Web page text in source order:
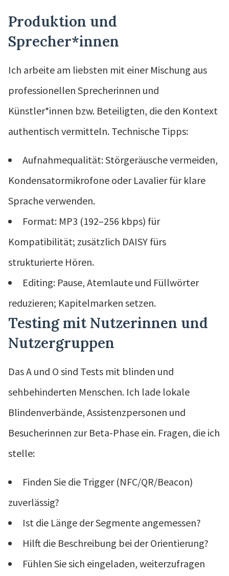
Produktion und
Sprecher*innen
Ich arbeite am liebsten mit einer Mischung aus
professionellen Sprecherinnen und
Künstler*innen bzw. Beteiligten, die den Kontext
authentisch vermitteln. Technische Tipps:
Aufnahmequalität: Störgeräusche vermeiden,
Kondensatormikrofone oder Lavalier für klare
Sprache verwenden.
Format: MP3 (192–256 kbps) für
Kompatibilität; zusätzlich DAISY fürs
strukturierte Hören.
Editing: Pause, Atemlaute und Füllwörter
reduzieren; Kapitelmarken setzen.
Testing mit Nutzerinnen und
Nutzergruppen
Das A und O sind Tests mit blinden und
sehbehinderten Menschen. Ich lade lokale
Blindenverbände, Assistenzpersonen und
Besucherinnen zur Beta-Phase ein. Fragen, die ich
stelle:
Finden Sie die Trigger (NFC/QR/Beacon)
zuverlässig?
Ist die Länge der Segmente angemessen?
Hilft die Beschreibung bei der Orientierung?
Fühlen Sie sich eingeladen, weiterzufragen